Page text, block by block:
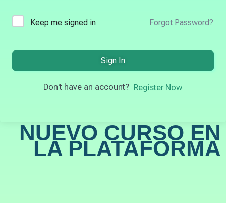
Keep me signed in Forgot Password?
Sign In
Don't have an account? Register Now
NUEVO CURSO EN
LA PLATAFORMA